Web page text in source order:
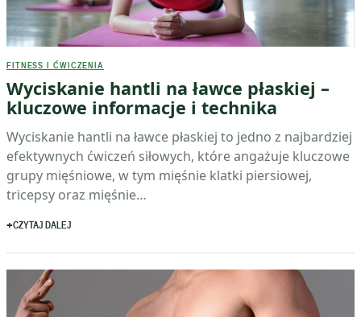
FITNESS I ĆWICZENIA
Wyciskanie hantli na ławce płaskiej –
kluczowe informacje i technika
Wyciskanie hantli na ławce płaskiej to jedno z najbardziej
efektywnych ćwiczeń siłowych, które angażuje kluczowe
grupy mięśniowe, w tym mięśnie klatki piersiowej,
tricepsy oraz mięśnie…
CZYTAJ DALEJ